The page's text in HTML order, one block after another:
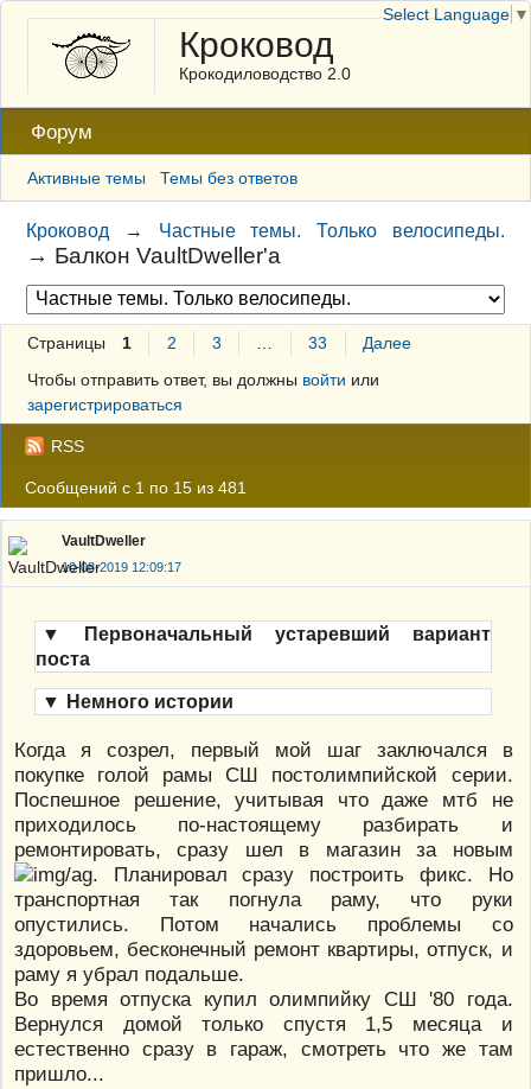
Кроковод
Крокодиловодство 2.0
Форум
Активные темы Темы без ответов
Кроковод → Частные темы. Только велосипеды.
→ Балкон VaultDweller'a
Страницы 1 2 3 33
Далее
Чтобы отправить ответ, вы должны войти или
зарегистрироваться
RSS
Сообщений с 1 по 15 из 481
VaultDweller
10-08-2019 12:09:17
▼
Первоначальный устаревший вариант
поста
▼ Немного истории
Когда я созрел, первый мой шаг заключался в
покупке голой рамы СШ постолимпийской серии.
Поспешное решение, учитывая что даже мтб не
приходилось по-настоящему разбирать и
ремонтировать, сразу шел в магазин за новым
. Планировал сразу построить фикс. Но
транспортная так погнула раму, что руки
опустились. Потом начались проблемы со
здоровьем, бесконечный ремонт квартиры, отпуск, и
раму я убрал подальше.
Во время отпуска купил олимпийку СШ '80 года.
Вернулся домой только спустя 1,5 месяца и
естественно сразу в гараж, смотреть что же там
пришло...
Select Language ▼